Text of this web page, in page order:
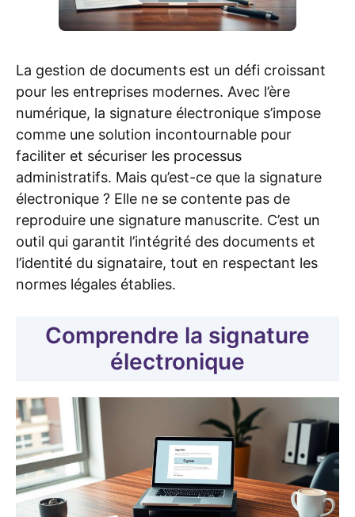
La gestion de documents est un défi croissant
pour les entreprises modernes. Avec l’ère
numérique, la signature électronique s’impose
comme une solution incontournable pour
faciliter et sécuriser les processus
administratifs. Mais qu’est-ce que la signature
électronique ? Elle ne se contente pas de
reproduire une signature manuscrite. C’est un
outil qui garantit l’intégrité des documents et
l’identité du signataire, tout en respectant les
normes légales établies.
Comprendre la signature
électronique